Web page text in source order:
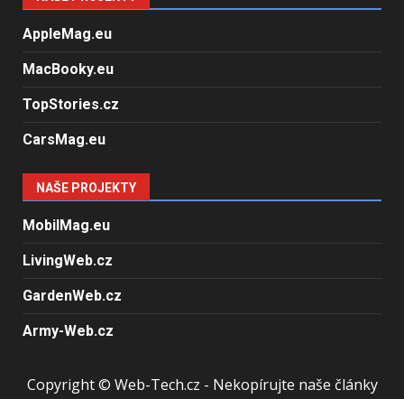
AppleMag.eu
MacBooky.eu
TopStories.cz
CarsMag.eu
NAŠE PROJEKTY
MobilMag.eu
LivingWeb.cz
GardenWeb.cz
Army-Web.cz
Copyright © Web-Tech.cz - Nekopírujte naše články